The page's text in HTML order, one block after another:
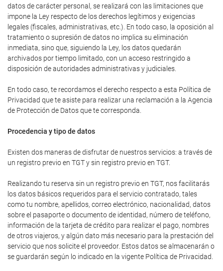
datos de carácter personal, se realizará con las limitaciones que
impone la Ley respecto de los derechos legítimos y exigencias
legales (fiscales, administrativas, etc.). En todo caso, la oposición al
tratamiento o supresión de datos no implica su eliminación
inmediata, sino que, siguiendo la Ley, los datos quedarán
archivados por tiempo limitado, con un acceso restringido a
disposición de autoridades administrativas y judiciales.
En todo caso, te recordamos el derecho respecto a esta Política de
Privacidad que te asiste para realizar una reclamación a la Agencia
de Protección de Datos que te corresponda.
Procedencia y tipo de datos
Existen dos maneras de disfrutar de nuestros servicios: a través de
un registro previo en TGT y sin registro previo en TGT.
Realizando tu reserva sin un registro previo en TGT, nos facilitarás
los datos básicos requeridos para el servicio contratado, tales
como tu nombre, apellidos, correo electrónico, nacionalidad, datos
sobre el pasaporte o documento de identidad, número de teléfono,
información de la tarjeta de crédito para realizar el pago, nombres
de otros viajeros, y algún dato más necesario para la prestación del
servicio que nos solicite el proveedor. Estos datos se almacenarán o
se guardarán según lo indicado en la vigente Política de Privacidad.